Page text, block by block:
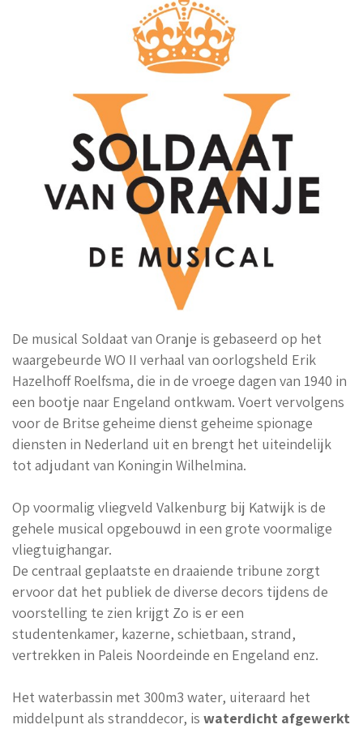
De musical Soldaat van Oranje is gebaseerd op het
waargebeurde WO II verhaal van oorlogsheld Erik
Hazelhoff Roelfsma, die in de vroege dagen van 1940 in
een bootje naar Engeland ontkwam. Voert vervolgens
voor de Britse geheime dienst geheime spionage
diensten in Nederland uit en brengt het uiteindelijk
tot adjudant van Koningin Wilhelmina.
Op voormalig vliegveld Valkenburg bij Katwijk is de
gehele musical opgebouwd in een grote voormalige
vliegtuighangar.
De centraal geplaatste en draaiende tribune zorgt
ervoor dat het publiek de diverse decors tijdens de
voorstelling te zien krijgt Zo is er een
studentenkamer, kazerne, schietbaan, strand,
vertrekken in Paleis Noordeinde en Engeland enz.
Het waterbassin met 300m3 water, uiteraard het
middelpunt als stranddecor, is waterdicht afgewerkt